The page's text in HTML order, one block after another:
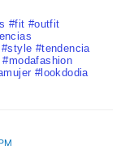
#fit #outfit
#tendencia
#lookdodia